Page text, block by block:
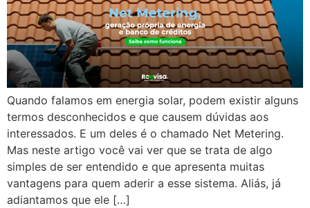
Quando falamos em energia solar, podem existir alguns
termos desconhecidos e que causem dúvidas aos
interessados. E um deles é o chamado Net Metering.
Mas neste artigo você vai ver que se trata de algo
simples de ser entendido e que apresenta muitas
vantagens para quem aderir a esse sistema. Aliás, já
adiantamos que ele […]